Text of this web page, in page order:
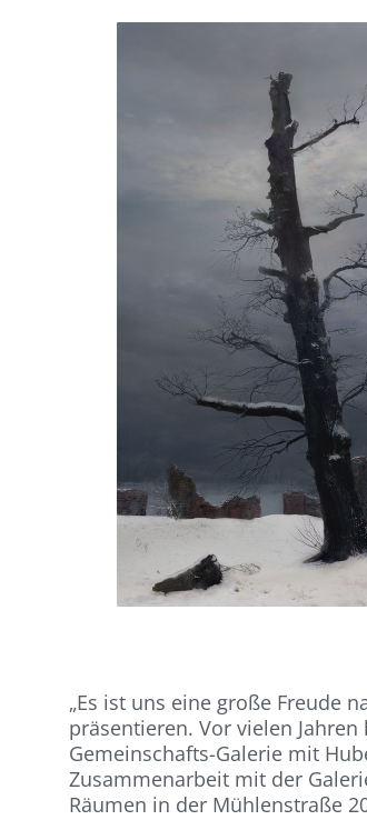
„Es ist uns eine große Freude
präsentieren. Vor vielen
Gemeinschafts-Galerie mit
Zusammenarbeit mit der
Räumen in der Mühlenstraße